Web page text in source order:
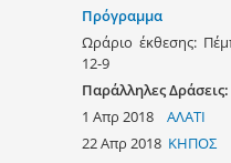
Πρόγραμμα
Ωράριο έκθεσης:
12-9
Παράλληλες Δράσεις:
1 Απρ 2018ΑΛΑΤΙ
22 Απρ 2018 ΚΗΠΟΣ